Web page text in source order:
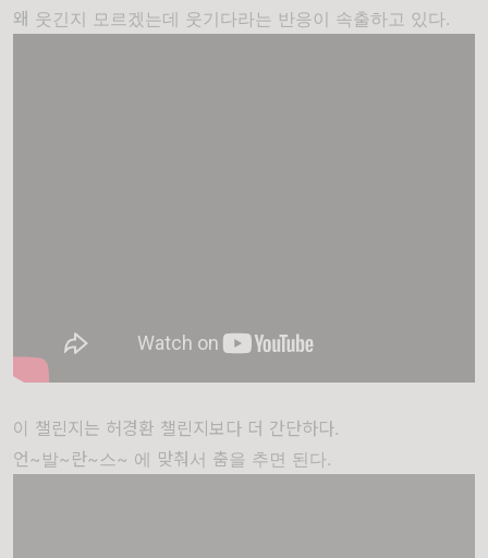
왜 웃긴지 모르겠는데 웃기다라는 반응이 속출하고 있다.
이 챌린지는 허경환 챌린지보다 더 간단하다.
언~발~란~스~ 에 맞춰서 춤을 추면 된다.